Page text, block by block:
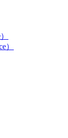
）